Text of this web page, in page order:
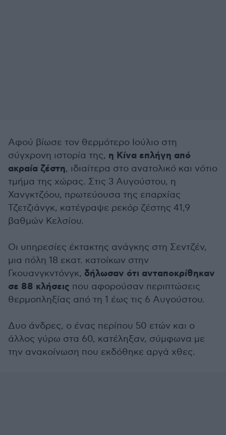
Αφού βίωσε τον θερμότερο Ιούλιο στη
σύγχρονη ιστορία της, η Κίνα επλήγη από
ακραία ζέστη, ιδιαίτερα στο ανατολικό και νότιο
τμήμα της χώρας. Στις 3 Αυγούστου, η
Χανγκτζόου, πρωτεύουσα της επαρχίας
Τζετζιάνγκ, κατέγραψε ρεκόρ ζέστης 41,9
βαθμών Κελσίου.
Οι υπηρεσίες έκτακτης ανάγκης στη Σεντζέν,
μια πόλη 18 εκατ. κατοίκων στην
Γκουανγκντόνγκ, δήλωσαν ότι ανταποκρίθηκαν
σε 88 κλήσεις που αφορούσαν περιπτώσεις
θερμοπληξίας από τη 1 έως τις 6 Αυγούστου.
Δυο άνδρες, ο ένας περίπου 50 ετών και ο
άλλος γύρω στα 60, κατέληξαν, σύμφωνα με
την ανακοίνωση που εκδόθηκε αργά χθες.